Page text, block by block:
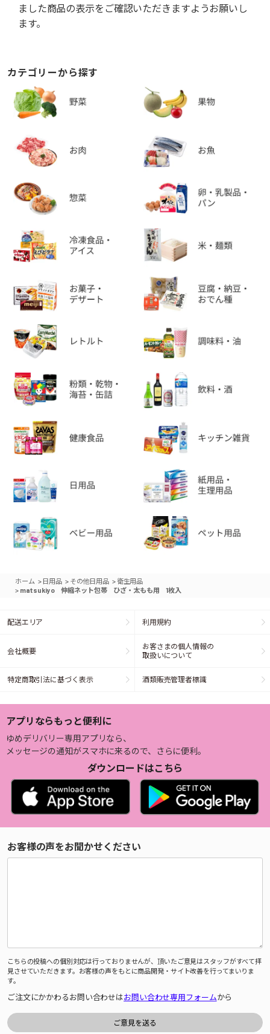
ました商品の表示をご確認いただきますようお願いし
ます。
カテゴリーから探す
ホーム > 日用品 > その他日用品 > 衛生用品
> matsukiyo 伸縮ネット包帯 ひざ・太もも用 1枚入
配送エリア 利用規約
会社概要
お客さまの個人情報の
取扱いについて
特定商取引法に基づく表示 酒類販売管理者標識
アプリならもっと便利に
ゆめデリバリー専用アプリなら、
メッセージの通知がスマホに来るので、さらに便利。
ダウンロードはこちら
お客様の声をお聞かせください
こちらの投稿への個別対応は行っておりませんが、頂いたご意見はスタッフがすべて拝
見させていただきます。お客様の声をもとに商品開発・サイト改善を行ってまいりま
す。
ご注文にかかわるお問い合わせはお問い合わせ専用フォームから